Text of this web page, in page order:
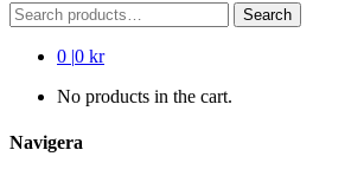
Search
for:
Search
0 |0 kr
No products in the cart.
Navigera